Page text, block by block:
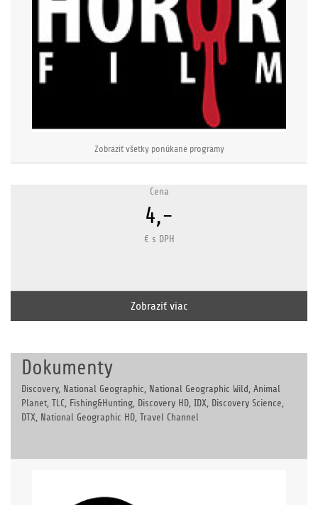
Zobraziť všetky ponúkane programy
Cena
4,-
€ s DPH
Zobraziť viac
Dokumenty
Discovery, National Geographic, National Geographic Wild, Animal
Planet, TLC, Fishing&Hunting, Discovery HD, IDX, Discovery Science,
DTX, National Geographic HD, Travel Channel